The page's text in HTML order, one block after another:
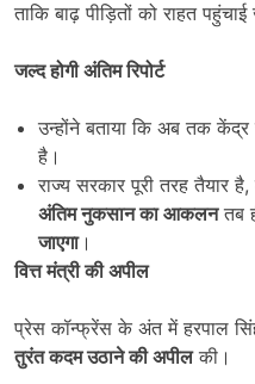
ताकि बाढ़ पीड़ितों को राहत
जल्द होगी अंतिम रिपोर्ट
उन्होंने बताया कि अब तक
है।
राज्य सरकार पूरी तरह तैयार
अंतिम नुकसान का आकलनतब
जाएगा।
वित्त मंत्री की अपील
प्रेस कॉन्फ्रेंस के अंत में हरपाल
तुरंत कदम उठाने की अपीलकी।